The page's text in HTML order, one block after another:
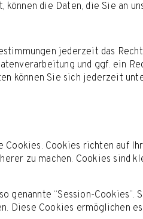
können die Daten, die Sie an
jederzeit das
und ggf. ein
können Sie sich jederzeit
Cookies richten auf
zu machen. Cookies sind
genannte “Session-
Diese Cookies ermöglichen